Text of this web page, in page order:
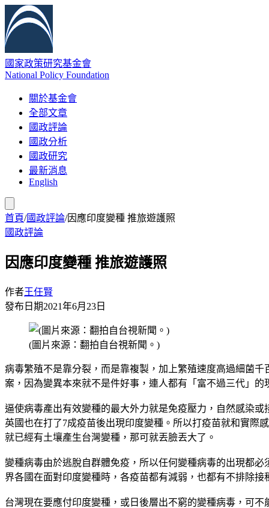
國家政策研究基金會
National Policy Foundation
關於基金會
全部文章
國政評論
國政分析
國政研究
最新消息
English
首頁/國政評論/因應印度變種 推旅遊護照
國政評論
因應印度變種 推旅遊護照
作者王任賢
發布日期2021年6月23日
(圖片來源：翻拍自台視新聞。)
病毒繁殖不是靠分裂，而是靠複製，加上繁殖速度高過細菌
案，因為變異本來就不是件好事，連人都有「富不過三代」
逼使病毒產出有效變種的最大外力就是免疫壓力，自然感染
英國也在打了7成疫苗後出現印度變種。所以打疫苗就和實際
就已經有土壤產生台灣變種，那可就丟臉丟大了。
變種病毒由於逃脫自群體免疫，所以任何變種病毒的出現都
界各國在面對印度變種時，各疫苗都有減弱，也都有不排除
台灣現在要應付印度變種，或日後層出不窮的變種病毒，可